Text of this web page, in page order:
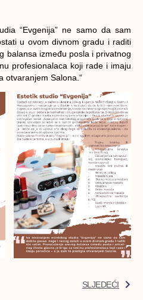
“Evgenija” ne samo da sam
u ovom divnom gradu i raditi
balansa između posla i privatnog
profesionalaca koji rade i imaju
otvaranjem Salona.“
SLJEDEĆI